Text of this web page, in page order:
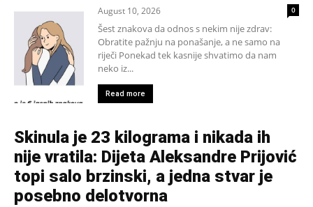
August 10, 2026 0
Šest znakova da odnos s nekim nije zdrav:
Obratite pažnju na ponašanje, a ne samo na
riječi Ponekad tek kasnije shvatimo da nam
neko iz...
Read more
Skinula je 23 kilograma i nikada ih
nije vratila: Dijeta Aleksandre Prijović
topi salo brzinski, a jedna stvar je
posebno delotvorna